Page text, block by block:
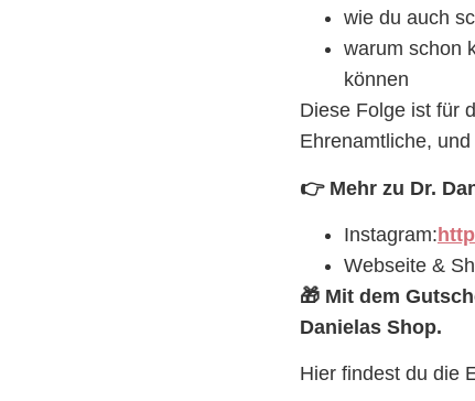
wie du auch
warum schon
können
Diese Folge ist für
Ehrenamtliche,
👉Mehr zu Dr.
Instagram:
Webseite &
🎁 Mit dem
Danielas Shop.
Hier findest du die